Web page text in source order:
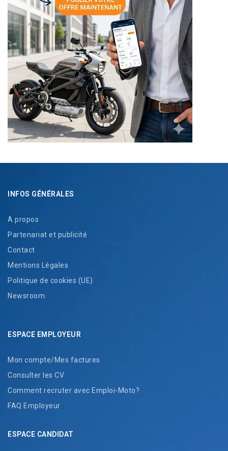
INFOS GÉNÉRALES
A propos
Partenariat et publicité
Contact
Mentions Légales
Politique de cookies (UE)
Newsroom
ESPACE EMPLOYEUR
Mon compte/Mes factures
Consulter les CV
Comment recruter avec Emploi-Moto?
FAQ Employeur
ESPACE CANDIDAT